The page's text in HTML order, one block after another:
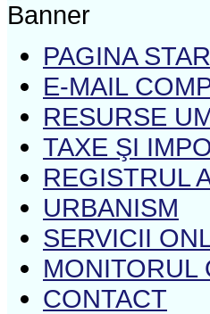
PAGINA
E-MAIL
RESURSE
TAXE ŞI
REGISTRUL
URBANISM
SERVICII
MONITORUL
CONTACT